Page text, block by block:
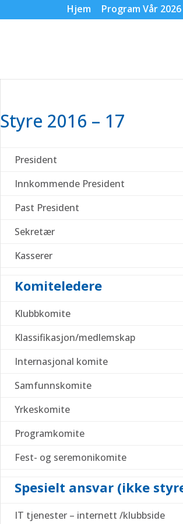
Hjem Program Vår 2026
Styre 2016 – 17
President
Innkommende President
Past President
Sekretær
Kasserer
Komiteledere
Klubbkomite
Klassifikasjon/medlemskap
Internasjonal komite
Samfunnskomite
Yrkeskomite
Programkomite
Fest- og seremonikomite
Spesielt ansvar (ikke
IT tjenester – internett /klubbside